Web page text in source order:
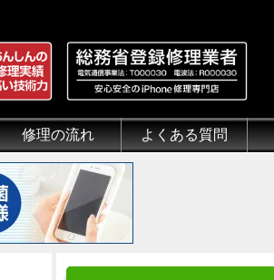
理.jp
性
ついて
修理の流れ
来店修理の流れ
郵送修理の流れ
出張修理の流れ
よくある質問
よくある質問（iPhone修理）
よくある質問（郵送修理）
よくある質問（出張修理）
よくある質問（G-PACK）